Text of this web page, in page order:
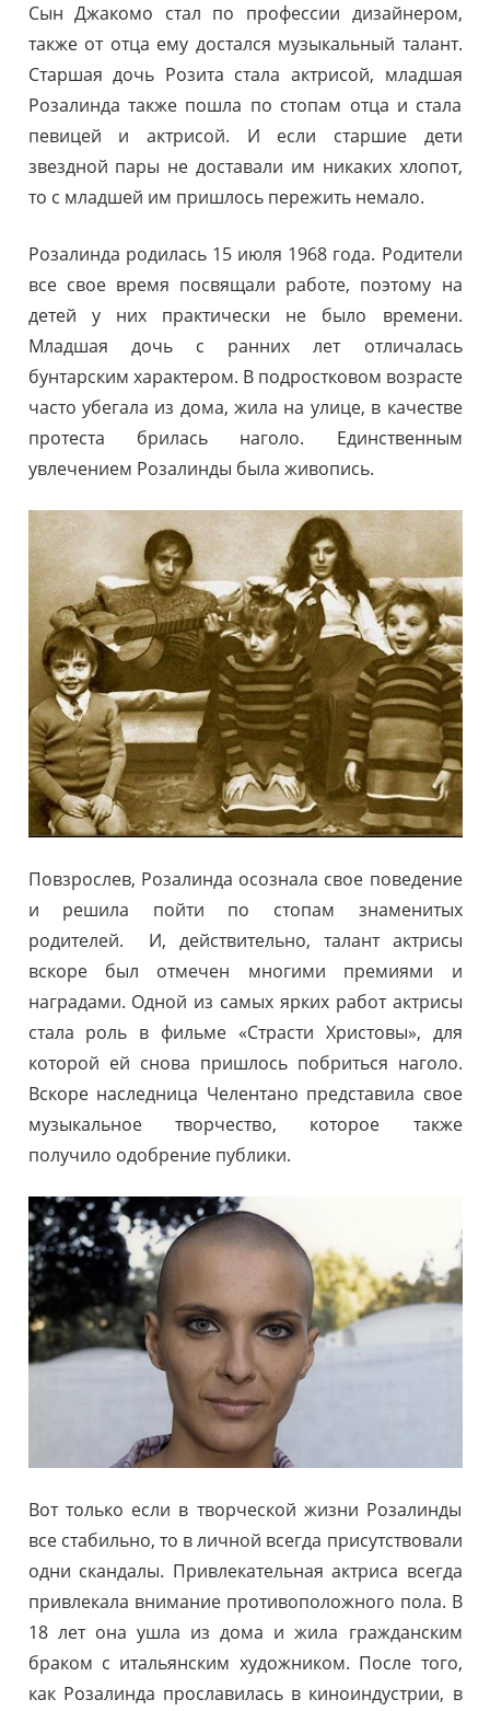
Сын Джакомо стал по профессии дизайнером,
также от отца ему достался музыкальный талант.
Старшая дочь Розита стала актрисой, младшая
Розалинда также пошла по стопам отца и стала
певицей и актрисой. И если старшие дети
звездной пары не доставали им никаких хлопот,
то с младшей им пришлось пережить немало.
Розалинда родилась 15 июля 1968 года. Родители
все свое время посвящали работе, поэтому на
детей у них практически не было времени.
Младшая дочь с ранних лет отличалась
бунтарским характером. В подростковом возрасте
часто убегала из дома, жила на улице, в качестве
протеста брилась наголо. Единственным
увлечением Розалинды была живопись.
Повзрослев, Розалинда осознала свое поведение
и решила пойти по стопам знаменитых
родителей. И, действительно, талант актрисы
вскоре был отмечен многими премиями и
наградами. Одной из самых ярких работ актрисы
стала роль в фильме «Страсти Христовы», для
которой ей снова пришлось побриться наголо.
Вскоре наследница Челентано представила свое
музыкальное творчество, которое также
получило одобрение публики.
Вот только если в творческой жизни Розалинды
все стабильно, то в личной всегда присутствовали
одни скандалы. Привлекательная актриса всегда
привлекала внимание противоположного пола. В
18 лет она ушла из дома и жила гражданским
браком с итальянским художником. После того,
как Розалинда прославилась в киноиндустрии, в